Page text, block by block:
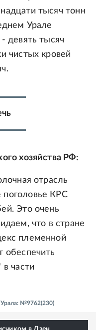
тысяч тонн
Урале
девять тысяч
чистых кровей
хозяйства РФ:
отрасль
КРС
Это очень
что в стране
племенной
обеспечить
в части
Урала: №9762(230)